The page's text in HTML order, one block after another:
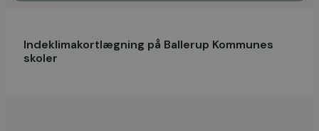
Indeklimakortlægning på Ballerup Kommunes
skoler